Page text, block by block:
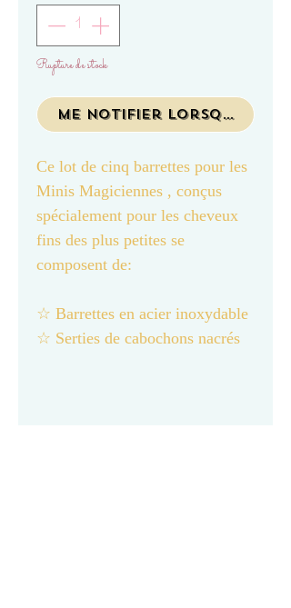
Rupture de stock
Me notifier lorsque cet
Ce lot de cinq barrettes pour les
Minis Magiciennes , conçus
spécialement pour les cheveux
fins des plus petites se
composent de:
☆ Barrettes en acier inoxydable
☆ Serties de cabochons nacrés